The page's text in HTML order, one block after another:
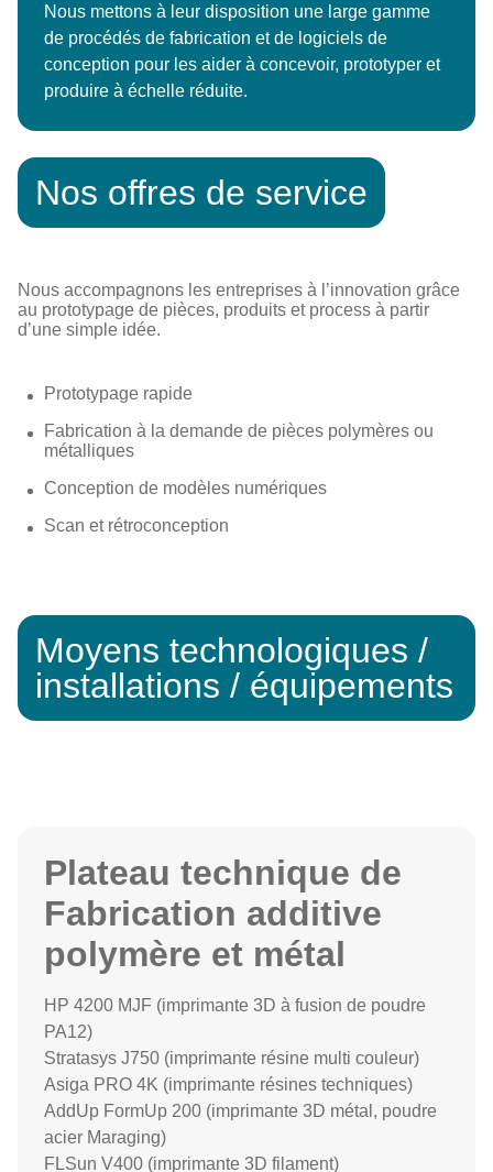
Nous mettons à leur disposition une large gamme
de procédés de fabrication et de logiciels de
conception pour les aider à concevoir, prototyper et
produire à échelle réduite.
Nos offres de service
Nous accompagnons les entreprises à l’innovation grâce
au prototypage de pièces, produits et process à partir
d’une simple idée.
Prototypage rapide
Fabrication à la demande de pièces polymères ou
métalliques
Conception de modèles numériques
Scan et rétroconception
Moyens technologiques /
installations / équipements
Plateau technique de
Fabrication additive
polymère et métal
HP 4200 MJF (imprimante 3D à fusion de poudre
PA12)
Stratasys J750 (imprimante résine multi couleur)
Asiga PRO 4K (imprimante résines techniques)
AddUp FormUp 200 (imprimante 3D métal, poudre
acier Maraging)
FLSun V400 (imprimante 3D filament)